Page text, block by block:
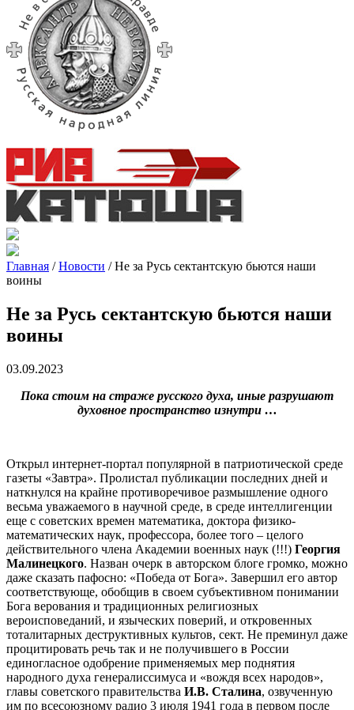
Главная /Новости /Не за Русь сектантскую бьются наши
воины
Не за Русь сектантскую бьются наши
воины
03.09.2023
Пока стоим на страже русского духа, иные разрушают
духовное пространство изнутри …
Открыл интернет-портал популярной в патриотической среде
газеты «Завтра». Пролистал публикации последних дней и
наткнулся на крайне противоречивое размышление одного
весьма уважаемого в научной среде, в среде интеллигенции
еще с советских времен математика, доктора физико-
математических наук, профессора, более того – целого
действительного члена Академии военных наук (!!!) Георгия
Малинецкого. Назван очерк в авторском блоге громко, можно
даже сказать пафосно: «Победа от Бога». Завершил его автор
соответствующе, обобщив в своем субъективном понимании
Бога верования и традиционных религиозных
вероисповеданий, и языческих поверий, и откровенных
тоталитарных деструктивных культов, сект. Не преминул даже
процитировать речь так и не получившего в России
единогласное одобрение применяемых мер поднятия
народного духа генералиссимуса и «вождя всех народов»,
главы советского правительства И.В. Сталина, озвученную
им по всесоюзному радио 3 июля 1941 года в первом после